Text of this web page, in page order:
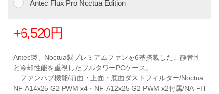
Antec Flux Pro Noctua Edition
+6,520円
Antec製、Noctua製プレミアムファンを6基搭載した、静音性
と冷却性能を重視したフルタワーPCケース。
ファンハブ機能/前面・上面・底面ダストフィルター/Noctua
NF-A14x25 G2 PWM x4・NF-A12x25 G2 PWM x2付属/NA-FH